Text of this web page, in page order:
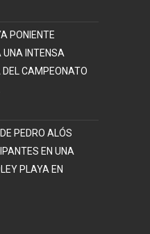
PONIENTE
UNA INTENSA
CAMPEONATO
PEDRO ALÓS
EN UNA
PLAYA EN